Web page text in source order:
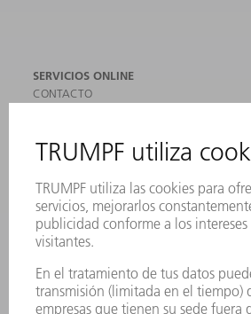
SERVICIOS ONLINE
CONTACTO
REGISTRO PARA EL BOLETÍN INFORMATIVO
MYTRUMPF
FICHAS TÉCNICAS DE SEGURIDAD
PRODUCTOS
MÁQUINAS Y SISTEMAS
LÁSER
HERRAMIENTAS PORTÁTILES
FÁBRICA INTELIGENTE
SOFTWARE